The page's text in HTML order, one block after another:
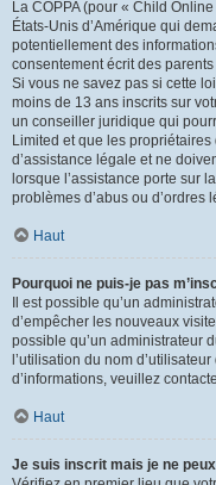
La COPPA (pour « Child
États-Unis d’Amérique qui
potentiellement des
consentement écrit des
Si vous ne savez pas si cette
moins de 13 ans inscrits sur
un conseiller juridique qui
Limited et que les
d’assistance légale et ne
lorsque l’assistance porte sur
problèmes d’abus ou d’ordres
Haut
Pourquoi ne puis-je pas
Il est possible qu’un
d’empêcher les nouveaux
possible qu’un administrateur
l’utilisation du nom
d’informations, veuillez
Haut
Je suis inscrit mais je ne